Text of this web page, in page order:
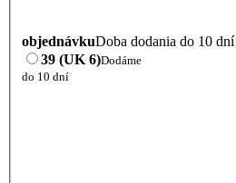
objednávkuDoba dodania do 10 dní
39 (UK 6)Dodáme
do 10 dní